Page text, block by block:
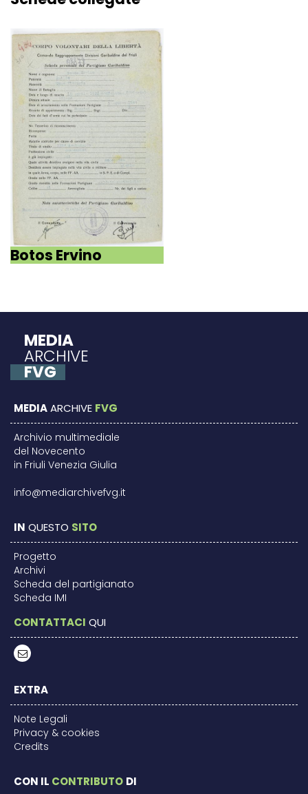
Botos Ervino
MEDIA
ARCHIVE
FVG
MEDIAARCHIVE FVG
Archivio multimediale
del Novecento
in Friuli Venezia Giulia
info@mediarchivefvg.it
IN QUESTO SITO
Progetto
Archivi
Scheda del partigianato
Scheda IMI
CONTATTACI QUI
EXTRA
Note Legali
Privacy & cookies
Credits
CON IL CONTRIBUTO DI